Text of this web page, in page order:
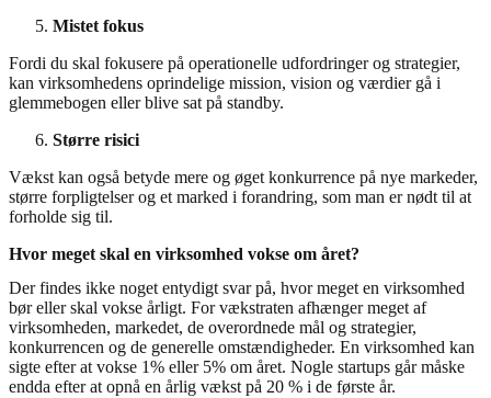
Mistet fokus
Fordi du skal fokusere på operationelle udfordringer og strategier,
kan virksomhedens oprindelige mission, vision og værdier gå i
glemmebogen eller blive sat på standby.
Større risici
Vækst kan også betyde mere og øget konkurrence på nye markeder,
større forpligtelser og et marked i forandring, som man er nødt til at
forholde sig til.
Hvor meget skal en virksomhed vokse om året?
Der findes ikke noget entydigt svar på, hvor meget en virksomhed
bør eller skal vokse årligt. For vækstraten afhænger meget af
virksomheden, markedet, de overordnede mål og strategier,
konkurrencen og de generelle omstændigheder. En virksomhed kan
sigte efter at vokse 1% eller 5% om året. Nogle startups går måske
endda efter at opnå en årlig vækst på 20 % i de første år.